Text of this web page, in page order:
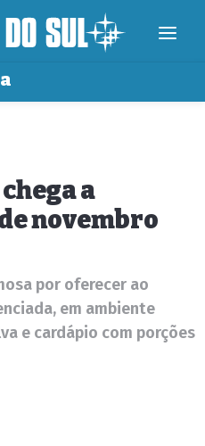
a
novembro
por oferecer ao
em ambiente
e cardápio com porções